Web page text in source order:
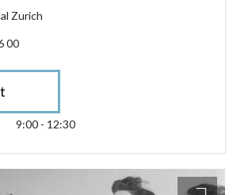
Zurich
00
09:00 - 12:30
9:00 - 12:30